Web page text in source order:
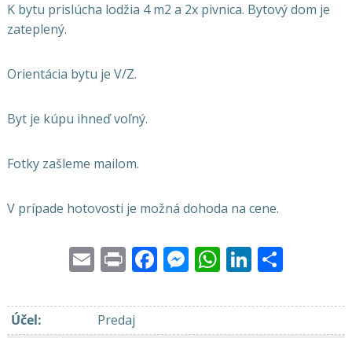
K bytu prislúcha lodžia 4 m2 a 2x pivnica. Bytový dom je
zateplený.
Orientácia bytu je V/Z.
Byt je kúpu ihneď voľný.
Fotky zašleme mailom.
V prípade hotovosti je možná dohoda na cene.
EmailPrintFacebook
Messenger
WhatsApp
LinkedIn
Účel:
Predaj